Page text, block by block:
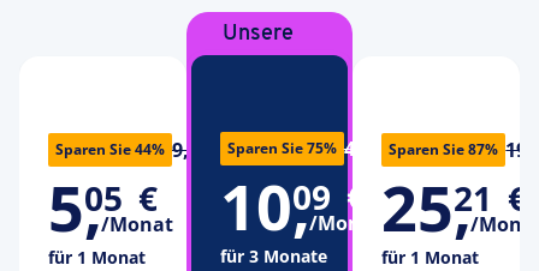
Sparen Sie 44% 9,08 €
5,
05 €
/Monat
für 1 Monat
Unsere
Sparen Sie 75% 40,34 €
10,
09 €
/Monat
für 3 Monate
Sparen Sie 87%
25,
21 €
/
für 1 Monat